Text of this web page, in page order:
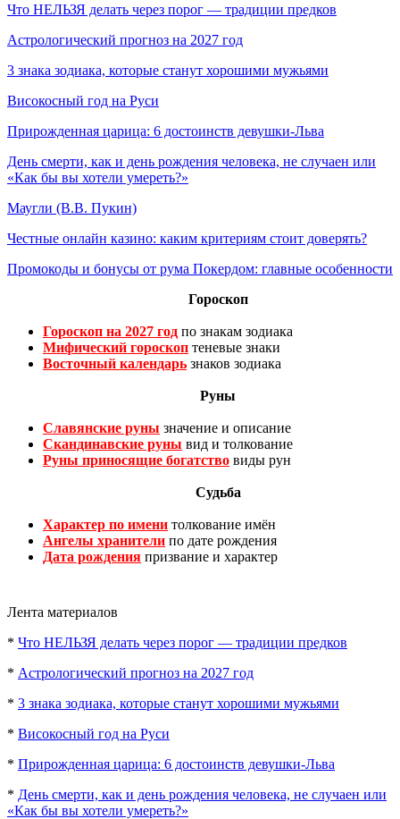
Что НЕЛЬЗЯ делать через порог — традиции предков
Астрологический прогноз на 2027 год
3 знака зодиака, которые станут хорошими мужьями
Високосный год на Руси
Прирожденная царица: 6 достоинств девушки-Льва
День смерти, как и день рождения человека, не случаен или
«Как бы вы хотели умереть?»
Маугли (В.В. Пукин)
Честные онлайн казино: каким критериям стоит доверять?
Промокоды и бонусы от рума Покердом: главные особенности
Гороскоп
Гороскоп на 2027 год по знакам зодиака
Мифический гороскоп теневые знаки
Восточный календарь знаков зодиака
Руны
Славянские руны значение и описание
Скандинавские руны вид и толкование
Руны приносящие богатство виды рун
Судьба
Характер по имени толкование имён
Ангелы хранители по дате рождения
Дата рождения призвание и характер
Лента материалов
* Что НЕЛЬЗЯ делать через порог — традиции предков
* Астрологический прогноз на 2027 год
* 3 знака зодиака, которые станут хорошими мужьями
* Високосный год на Руси
* Прирожденная царица: 6 достоинств девушки-Льва
* День смерти, как и день рождения человека, не случаен или
«Как бы вы хотели умереть?»